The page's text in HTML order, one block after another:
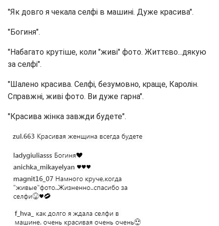
"Як довго я чекала селфі в машині. Дуже красива".
"Богиня".
"Набагато крутіше, коли "живі" фото. Життєво...дякую
за селфі".
"Шалено красива. Селфі, безумовно, краще, Каролін.
Справжні, живі фото. Ви дуже гарна".
"Красива жінка завжди будете".